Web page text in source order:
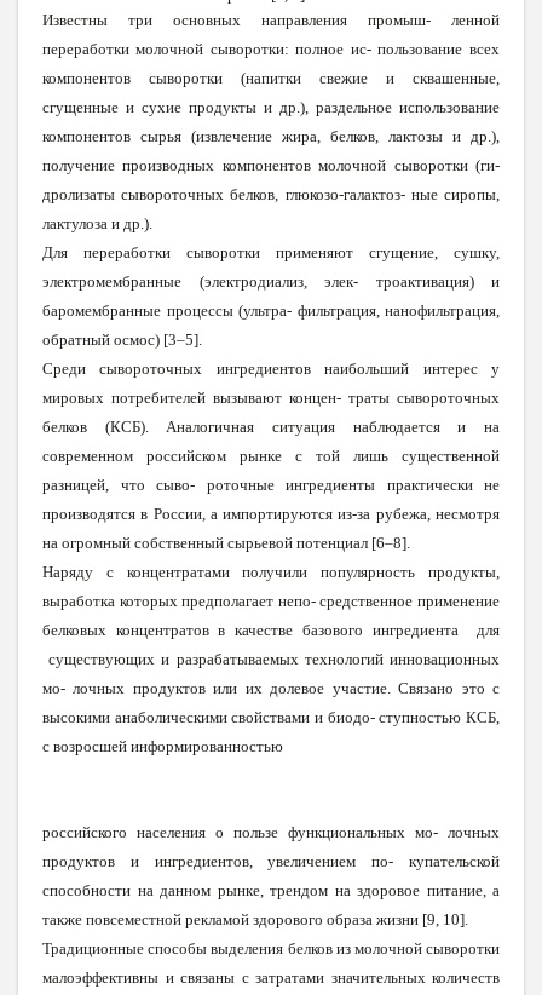
Известны три основных направления промыш- ленной
переработки молочной сыворотки: полное ис- пользование всех
компонентов сыворотки (напитки свежие и сквашенные,
сгущенные и сухие продукты и др.), раздельное использование
компонентов сырья (извлечение жира, белков, лактозы и др.),
получение производных компонентов молочной сыворотки (ги-
дролизаты сывороточных белков, глюкозо-галактоз- ные сиропы,
лактулоза и др.).
Для переработки сыворотки применяют сгущение, сушку,
электромембранные (электродиализ, элек- троактивация) и
баромембранные процессы (ультра- фильтрация, нанофильтрация,
обратный осмос) [3–5].
Среди сывороточных ингредиентов наибольший интерес у
мировых потребителей вызывают концен- траты сывороточных
белков (КСБ). Аналогичная ситуация наблюдается и на
современном российском рынке с той лишь существенной
разницей, что сыво- роточные ингредиенты практически не
производятся в России, а импортируются из-за рубежа, несмотря
на огромный собственный сырьевой потенциал [6–8].
Наряду с концентратами получили популярность продукты,
выработка которых предполагает непо- средственное применение
белковых концентратов в качестве базового ингредиента для
существующих и разрабатываемых технологий инновационных
мо- лочных продуктов или их долевое участие. Связано это с
высокими анаболическими свойствами и биодо- ступностью КСБ,
с возросшей информированностью
российского населения о пользе функциональных мо- лочных
продуктов и ингредиентов, увеличением по- купательской
способности на данном рынке, трендом на здоровое питание, а
также повсеместной рекламой здорового образа жизни [9, 10].
Традиционные способы выделения белков из молочной сыворотки
малоэффективны и связаны с затратами значительных количеств